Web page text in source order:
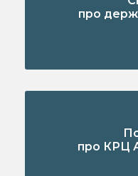
про
про КРЦ